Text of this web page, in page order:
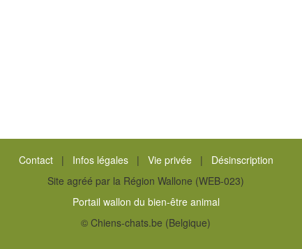
Contact| Infos légales| Vie privée| Désinscription
Site agréé par la Région Wallone (WEB-023)
Portail wallon du bien-être animal
© Chiens-chats.be (Belgique)